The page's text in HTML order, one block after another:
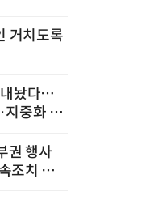
거치도록
내놨다…
지중화 확
권 행사
조치 점